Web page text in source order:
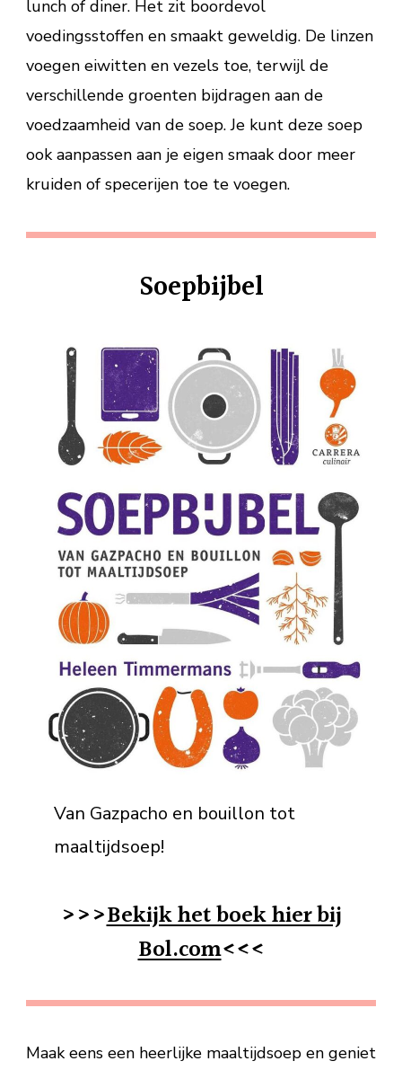
lunch of diner. Het zit boordevol
voedingsstoffen en smaakt geweldig. De linzen
voegen eiwitten en vezels toe, terwijl de
verschillende groenten bijdragen aan de
voedzaamheid van de soep. Je kunt deze soep
ook aanpassen aan je eigen smaak door meer
kruiden of specerijen toe te voegen.
Soepbijbel
Van Gazpacho en bouillon tot
maaltijdsoep!
>>>Bekijk het boek hier bij
Bol.com<<<
Maak eens een heerlijke maaltijdsoep en geniet